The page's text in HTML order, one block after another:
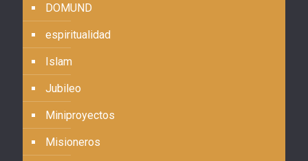
DOMUND
espiritualidad
Islam
Jubileo
Miniproyectos
Misioneros